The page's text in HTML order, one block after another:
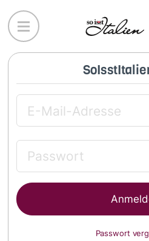
Direkt
zum
Inhalt
Passwort